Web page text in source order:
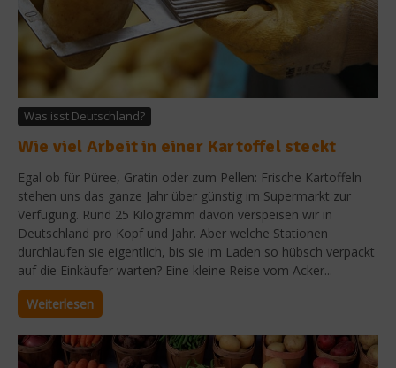
Was isst Deutschland?
Wie viel Arbeit in einer Kartoffel steckt
Egal ob für Püree, Gratin oder zum Pellen: Frische Kartoffeln
stehen uns das ganze Jahr über günstig im Supermarkt zur
Verfügung. Rund 25 Kilogramm davon verspeisen wir in
Deutschland pro Kopf und Jahr. Aber welche Stationen
durchlaufen sie eigentlich, bis sie im Laden so hübsch verpackt
auf die Einkäufer warten? Eine kleine Reise vom Acker...
Weiterlesen